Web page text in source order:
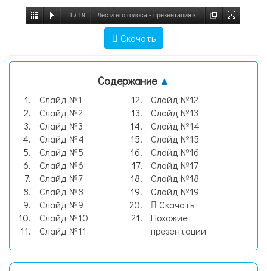
1 / 19 Лес и его голоса - презентация к
Скачать
Содержание ▲
Слайд №1
Слайд №2
Слайд №3
Слайд №4
Слайд №5
Слайд №6
Слайд №7
Слайд №8
Слайд №9
Слайд №10
Слайд №11
Слайд №12
Слайд №13
Слайд №14
Слайд №15
Слайд №16
Слайд №17
Слайд №18
Слайд №19
Скачать
Похожие
презентации